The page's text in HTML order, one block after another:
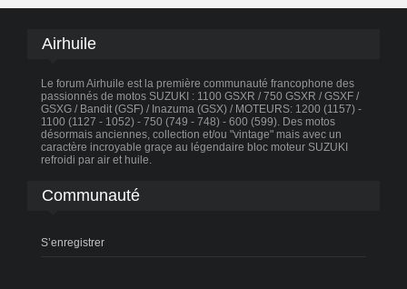
Airhuile
Le forum Airhuile est la première communauté francophone des
passionnés de motos SUZUKI : 1100 GSXR / 750 GSXR / GSXF /
GSXG / Bandit (GSF) / Inazuma (GSX) / MOTEURS: 1200 (1157) -
1100 (1127 - 1052) - 750 (749 - 748) - 600 (599). Des motos
désormais anciennes, collection et/ou "vintage" mais avec un
caractère incroyable graçe au légendaire bloc moteur SUZUKI
refroidi par air et huile.
Communauté
S’enregistrer